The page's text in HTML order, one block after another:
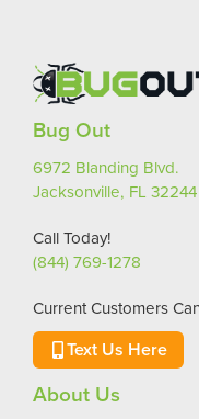
Bug Out
6972 Blanding Blvd.
Jacksonville, FL 32244
Call Today!
(844) 769-1278
Current Customers
Text Us Here
About Us